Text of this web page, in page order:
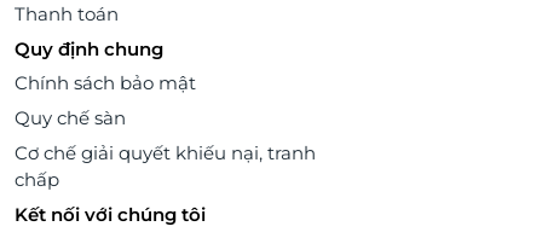
Thanh toán
Quy định chung
Chính sách bảo mật
Quy chế sàn
Cơ chế giải quyết khiếu nại, tranh
chấp
Kết nối với chúng tôi